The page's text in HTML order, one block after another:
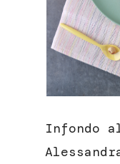
Infondo